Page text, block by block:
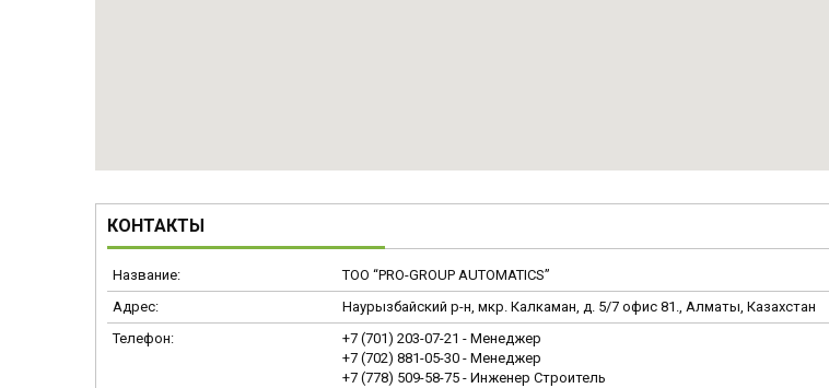
КОНТАКТЫ
ТОО “PRO-GROUP AUTOMATICS”
Наурызбайский р-н, мкр. Калкаман, д. 5/7 офис 81., Алматы, Казахстан
+7 (701) 203-07-21
Менеджер
+7 (702) 881-05-30
Менеджер
+7 (778) 509-58-75
Инженер Строитель